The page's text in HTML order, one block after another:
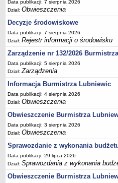
RADA MIEJSKA
Dyżury Przewodniczącego Rady
Transmisja z obrad sesji
Zadania i uprawnienia
Skład Rady Miejskiej
Plan pracy Rady Miejskiej
Terminy posiedzeń Rady
Głosowania
Protokoły z posiedzeń Rady
Składy Komisji
Terminy posiedzeń Komisji
Plan pracy Komisji Rewizyjnej
Plan pracy pozostałych Komisji
Oświadczenia majątkowe
Data publikacji: 7 sierpnia 2026
Dział:Obwieszczenia
Decyzje środowiskowe
Data publikacji: 7 sierpnia 2026
Dział:Rejestr informacji o środowisku
Zarządzenie nr 132/2026
Data publikacji: 5 sierpnia 2026
Dział:Zarządzenia
Informacja Burmistrza Lubniewic
Data publikacji: 4 sierpnia 2026
Dział:Obwieszczenia
Obwieszczenie Burmistrza
Data publikacji: 3 sierpnia 2026
Dział:Obwieszczenia
Sprawozdanie z wykonania
Data publikacji: 29 lipca 2026
Dział:Sprawozdania z wykonania
Obwieszczenie Burmistrza